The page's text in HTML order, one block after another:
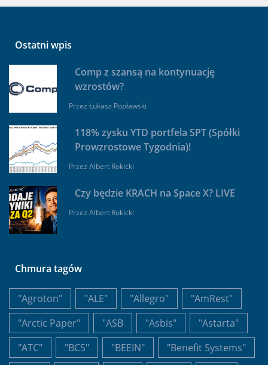
Ostatni wpis
Comp z szansą na kontynuację
wzrostów?
Przez Łukasz Popławski
118% zysku YTD portfela SPT (Spółki
Prowzrostowe Tygodnia)!
Przez Albert Rokicki
Czy będzie KRACH na Space X? LIVE
Przez Albert Rokicki
Chmura tagów
"Agroton" "ALE" "Allegro"
"AmRest"
"Arctic Paper"
"ASB "Asbis"
"Astarta"
"ATC"
"BCS" "BEEIN"
"Benefit Systems"